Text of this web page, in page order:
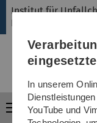
Institut für
Biomechanik
Menü
In unserem
YouTube und